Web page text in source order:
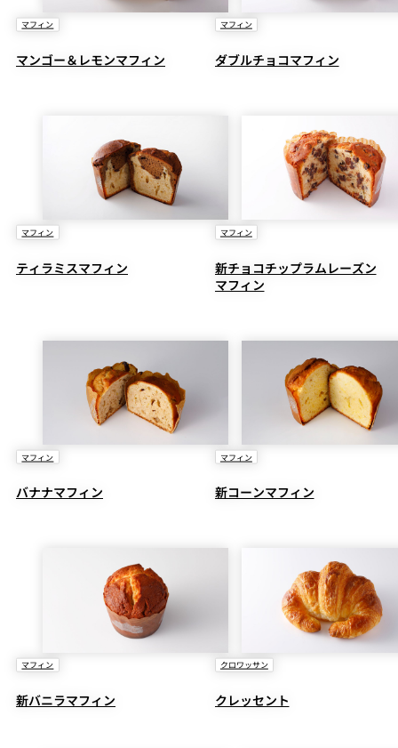
マフィン
マンゴー＆レモンマフィン
マフィン
ダブルチョコマフィン
マフィン
ティラミスマフィン
マフィン
新チョコチップラムレーズン
マフィン
マフィン
バナナマフィン
マフィン
新コーンマフィン
マフィン
新バニラマフィン
クロワッサン
クレッセント